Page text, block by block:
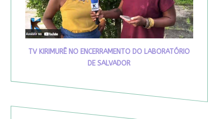
TV KIRIMURÊ NO ENCERRAMENTO DO LABORATÓRIO
DE SALVADOR